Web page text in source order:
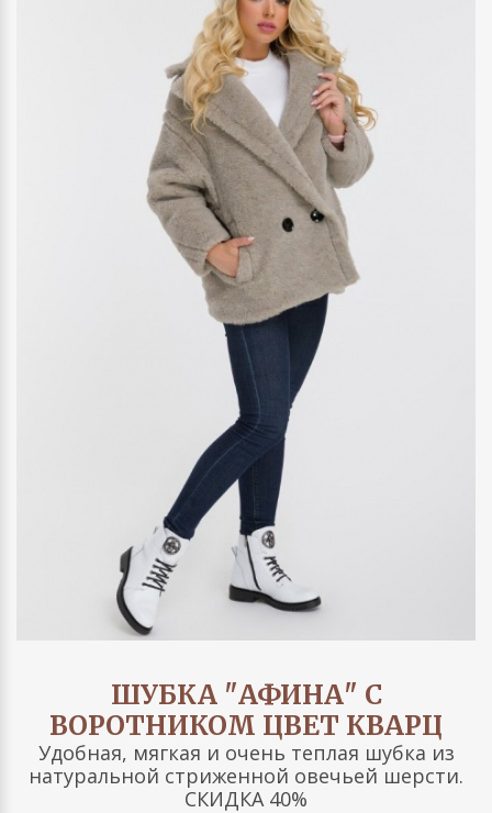
ШУБКА "АФИНА" С
ВОРОТНИКОМ ЦВЕТ КВАРЦ
Удобная, мягкая и очень теплая шубка из
натуральной стриженной овечьей шерсти.
СКИДКА 40%